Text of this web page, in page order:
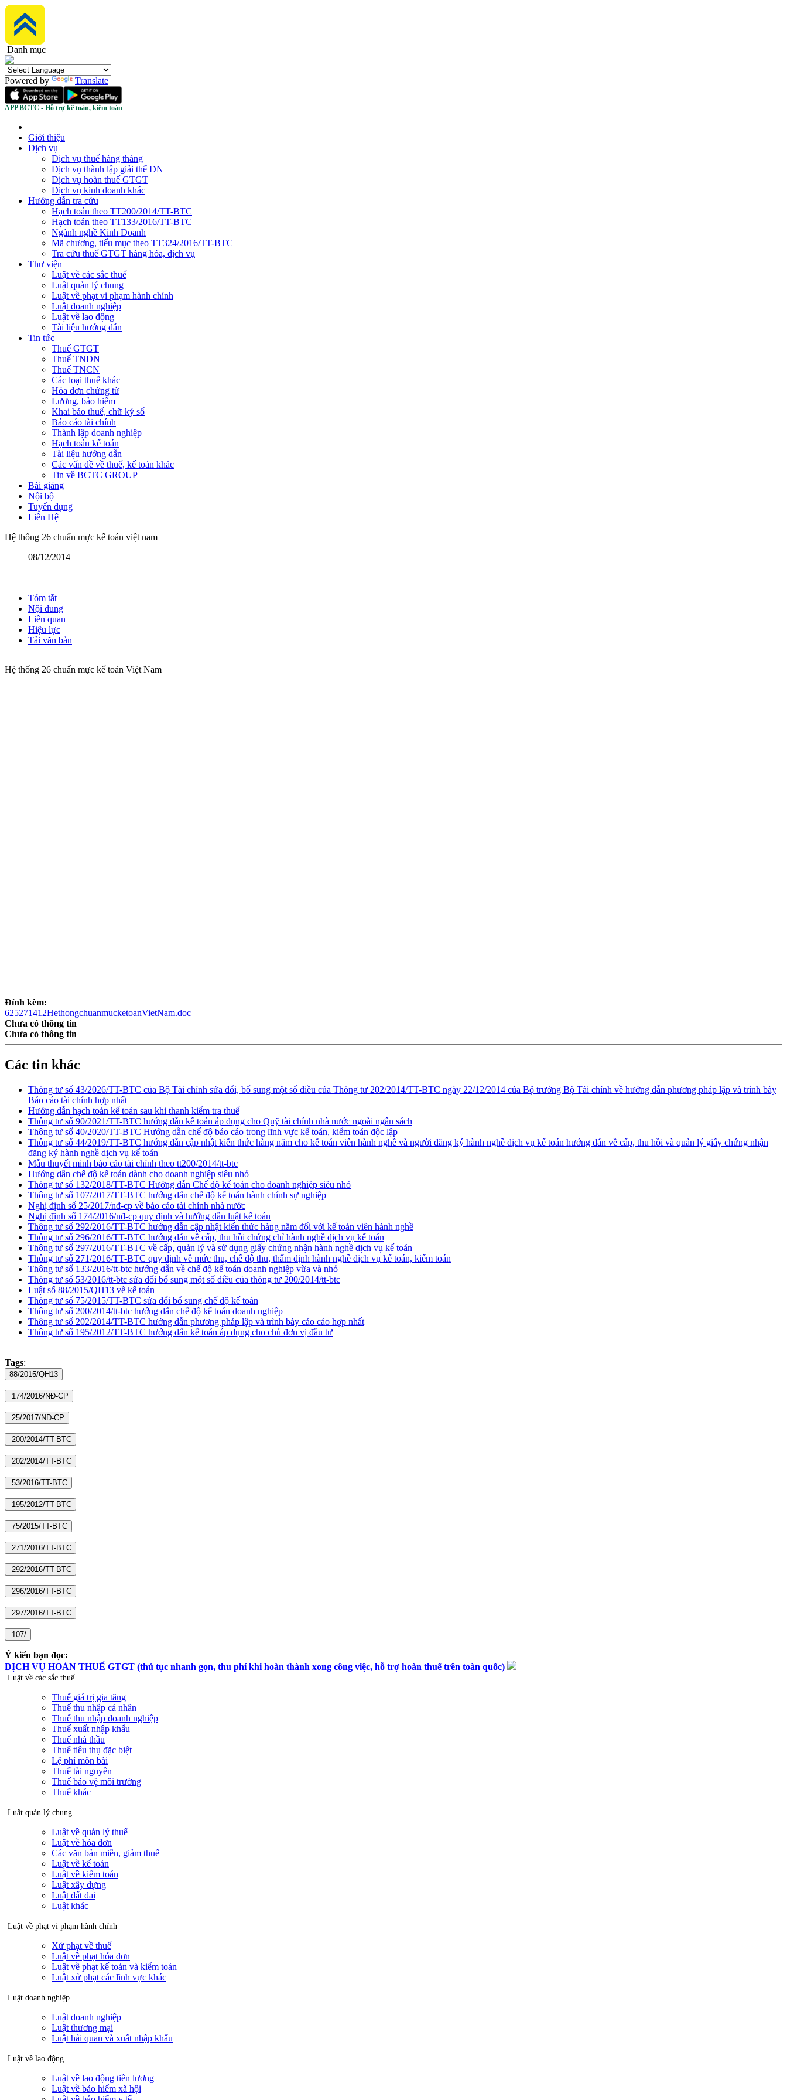
Danh mục
Powered by Translate
APP BCTC - Hỗ trợ kế toán, kiểm toán
Giới thiệu
Dịch vụ
Dịch vụ thuế hàng tháng
Dịch vụ thành lập giải thể DN
Dịch vụ hoàn thuế GTGT
Dịch vụ kinh doanh khác
Hướng dẫn tra cứu
Hạch toán theo TT200/2014/TT-BTC
Hạch toán theo TT133/2016/TT-BTC
Ngành nghề Kinh Doanh
Mã chương, tiểu mục theo TT324/2016/TT-BTC
Tra cứu thuế GTGT hàng hóa, dịch vụ
Thư viện
Luật về các sắc thuế
Luật quản lý chung
Luật về phạt vi phạm hành chính
Luật doanh nghiệp
Luật về lao động
Tài liệu hướng dẫn
Tin tức
Thuế GTGT
Thuế TNDN
Thuế TNCN
Các loại thuế khác
Hóa đơn chứng từ
Lương, bảo hiểm
Khai báo thuế, chữ ký số
Báo cáo tài chính
Thành lập doanh nghiệp
Hạch toán kế toán
Tài liệu hướng dẫn
Các vấn đề về thuế, kế toán khác
Tin về BCTC GROUP
Bài giảng
Nội bộ
Tuyển dụng
Liên Hệ
Hệ thống 26 chuẩn mực kế toán việt nam
08/12/2014
Tóm tắt
Nội dung
Liên quan
Hiệu lực
Tải văn bản
Hệ thống 26 chuẩn mực kế toán Việt Nam
Đính kèm:
625271412HethongchuanmucketoanVietNam.doc
Chưa có thông tin
Chưa có thông tin
Các tin khác
Thông tư số 43/2026/TT-BTC của Bộ Tài chính sửa đổi, bổ sung một số điều của Thông tư 202/2014/TT-BTC ngày 22/12/2014 của Bộ trưởng Bộ Tài chính về hướng dẫn phương pháp lập và trình bày
Báo cáo tài chính hợp nhất
Hướng dẫn hạch toán kế toán sau khi thanh kiểm tra thuế
Thông tư số 90/2021/TT-BTC hướng dẫn kế toán áp dụng cho Quỹ tài chính nhà nước ngoài ngân sách
Thông tư số 40/2020/TT-BTC Hướng dẫn chế độ báo cáo trong lĩnh vực kế toán, kiểm toán độc lập
Thông tư số 44/2019/TT-BTC hướng dẫn cập nhật kiến thức hàng năm cho kế toán viên hành nghề và người đăng ký hành nghề dịch vụ kế toán hướng dẫn về cấp, thu hồi và quản lý giấy chứng nhận
đăng ký hành nghề dịch vụ kế toán
Mẫu thuyết minh báo cáo tài chính theo tt200/2014/tt-btc
Hướng dẫn chế độ kế toán dành cho doanh nghiệp siêu nhỏ
Thông tư số 132/2018/TT-BTC Hướng dẫn Chế độ kế toán cho doanh nghiệp siêu nhỏ
Thông tư số 107/2017/TT-BTC hướng dẫn chế độ kế toán hành chính sự nghiệp
Nghị định số 25/2017/nđ-cp về báo cáo tài chính nhà nước
Nghị định số 174/2016/nđ-cp quy định và hướng dẫn luật kế toán
Thông tư số 292/2016/TT-BTC hướng dẫn cập nhật kiến thức hàng năm đối với kế toán viên hành nghề
Thông tư số 296/2016/TT-BTC hướng dẫn về cấp, thu hồi chứng chỉ hành nghề dịch vụ kế toán
Thông tư số 297/2016/TT-BTC về cấp, quản lý và sử dụng giấy chứng nhận hành nghề dịch vụ kế toán
Thông tư số 271/2016/TT-BTC quy định về mức thu, chế độ thu, thẩm định hành nghề dịch vụ kế toán, kiểm toán
Thông tư số 133/2016/tt-btc hướng dẫn về chế độ kế toán doanh nghiệp vừa và nhỏ
Thông tư số 53/2016/tt-btc sửa đổi bổ sung một số điều của thông tư 200/2014/tt-btc
Luật số 88/2015/QH13 về kế toán
Thông tư số 75/2015/TT-BTC sửa đổi bổ sung chế độ kế toán
Thông tư số 200/2014/tt-btc hướng dẫn chế độ kế toán doanh nghiệp
Thông tư số 202/2014/TT-BTC hướng dẫn phương pháp lập và trình bày cáo cáo hợp nhất
Thông tư số 195/2012/TT-BTC hướng dẫn kế toán áp dụng cho chủ đơn vị đầu tư
Tags:
Ý kiến bạn đọc:
DỊCH VỤ HOÀN THUẾ GTGT (thủ tục nhanh gọn, thu phí khi hoàn thành xong công việc, hỗ trợ hoàn thuế trên toàn quốc)
Luật về các sắc thuế
Thuế giá trị gia tăng
Thuế thu nhập cá nhân
Thuế thu nhập doanh nghiệp
Thuế xuất nhập khẩu
Thuế nhà thầu
Thuế tiêu thụ đặc biệt
Lệ phí môn bài
Thuế tài nguyên
Thuế bảo vệ môi trường
Thuế khác
Luật quản lý chung
Luật về quản lý thuế
Luật về hóa đơn
Các văn bản miễn, giảm thuế
Luật về kế toán
Luật về kiểm toán
Luật xây dựng
Luật đất đai
Luật khác
Luật về phạt vi phạm hành chính
Xử phạt về thuế
Luật về phạt hóa đơn
Luật về phạt kế toán và kiểm toán
Luật xử phạt các lĩnh vực khác
Luật doanh nghiệp
Luật doanh nghiệp
Luật thương mại
Luật hải quan và xuất nhập khẩu
Luật về lao động
Luật về lao động tiền lương
Luật về bảo hiểm xã hội